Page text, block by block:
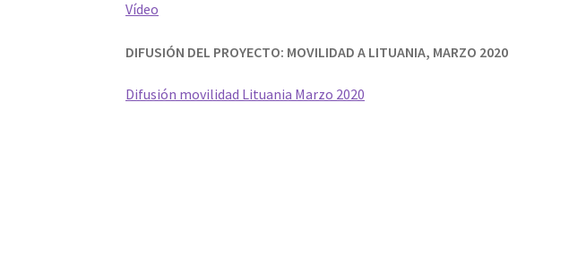
Vídeo
DIFUSIÓN DEL PROYECTO: MOVILIDAD A LITUANIA, MARZO 2020
Difusión movilidad Lituania Marzo 2020